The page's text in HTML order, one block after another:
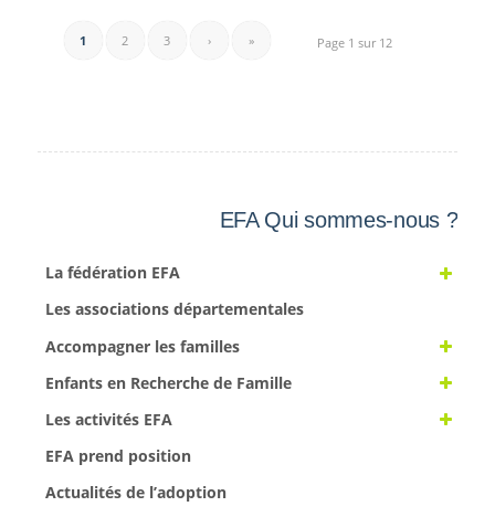
Page 1 sur 12
1 2 3 › »
EFA Qui sommes-nous ?
La fédération EFA
Les associations départementales
Accompagner les familles
Enfants en Recherche de Famille
Les activités EFA
EFA prend position
Actualités de l’adoption